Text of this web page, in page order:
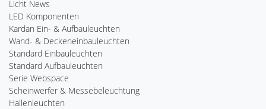
Licht News
LED Komponenten
Kardan Ein- & Aufbauleuchten
Wand- & Deckeneinbauleuchten
Standard Einbauleuchten
Standard Aufbauleuchten
Serie Webspace
Scheinwerfer & Messebeleuchtung
Hallenleuchten